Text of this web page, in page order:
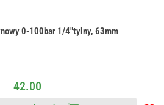
0-100bar 1/4"tylny, 63mm
42.00